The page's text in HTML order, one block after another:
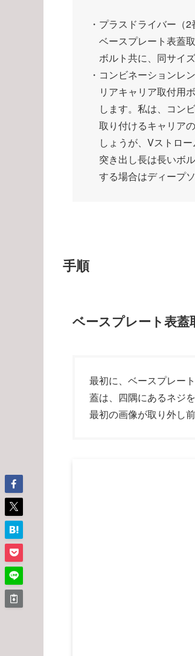
・プラスドライバー（2
ベースプレート表蓋
ボルト共に、同サイズ
・コンビネーションレ
リアキャリア取付用
します。私は、コン
取り付けるキャリア
しょうが、Vストロー
突き出し長は長いボ
する場合はディープ
手順
ベースプレート表蓋
最初に、ベースプレー
蓋は、四隅にあるネジ
最初の画像が取り外し